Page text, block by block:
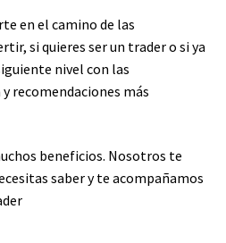
en el camino de las
si quieres ser un trader o si ya
nivel con las
recomendaciones más
beneficios. Nosotros te
saber y te acompañamos